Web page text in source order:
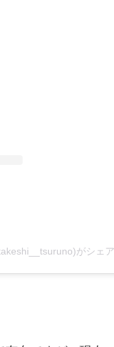
がシェ